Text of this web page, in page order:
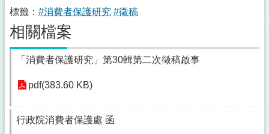
標籤： #消費者保護研究 #徵稿
相關檔案
「消費者保護研究」第30輯第二次徵稿啟事
pdf(383.60 KB)
行政院消費者保護處 函